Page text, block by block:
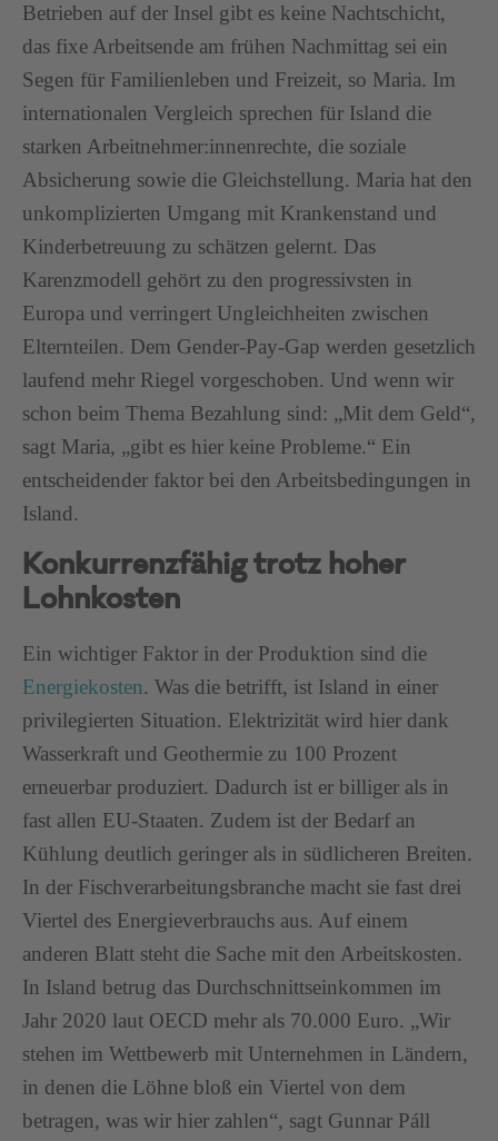
Betrieben auf der Insel gibt es keine Nachtschicht,
das fixe Arbeitsende am frühen Nachmittag sei ein
Segen für Familienleben und Freizeit, so Maria. Im
internationalen Vergleich sprechen für Island die
starken Arbeitnehmer:innenrechte, die soziale
Absicherung sowie die Gleichstellung. Maria hat den
unkomplizierten Umgang mit Krankenstand und
Kinderbetreuung zu schätzen gelernt. Das
Karenzmodell gehört zu den progressivsten in
Europa und verringert Ungleichheiten zwischen
Elternteilen. Dem Gender-Pay-Gap werden gesetzlich
laufend mehr Riegel vorgeschoben. Und wenn wir
schon beim Thema Bezahlung sind: „Mit dem Geld“,
sagt Maria, „gibt es hier keine Probleme.“ Ein
entscheidender faktor bei den Arbeitsbedingungen in
Island.
Konkurrenzfähig trotz hoher
Lohnkosten
Ein wichtiger Faktor in der Produktion sind die
Energiekosten. Was die betrifft, ist Island in einer
privilegierten Situation. Elektrizität wird hier dank
Wasserkraft und Geothermie zu 100 Prozent
erneuerbar produziert. Dadurch ist er billiger als in
fast allen EU-Staaten. Zudem ist der Bedarf an
Kühlung deutlich geringer als in südlicheren Breiten.
In der Fischverarbeitungsbranche macht sie fast drei
Viertel des Energieverbrauchs aus. Auf einem
anderen Blatt steht die Sache mit den Arbeitskosten.
In Island betrug das Durchschnittseinkommen im
Jahr 2020 laut OECD mehr als 70.000 Euro. „Wir
stehen im Wettbewerb mit Unternehmen in Ländern,
in denen die Löhne bloß ein Viertel von dem
betragen, was wir hier zahlen“, sagt Gunnar Páll